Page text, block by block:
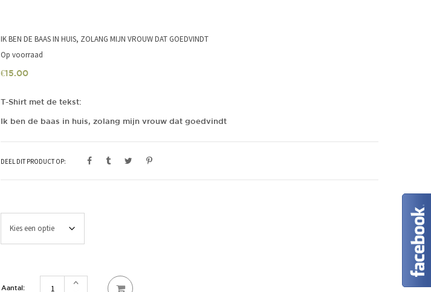
IK BEN DE BAAS IN HUIS, ZOLANG MIJN VROUW DAT GOEDVINDT
Op voorraad
€15.00
T-Shirt met de tekst:
Ik ben de baas in huis, zolang mijn vrouw dat goedvindt
DEEL DIT PRODUCT OP: